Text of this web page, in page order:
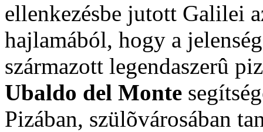
ellenkezésbe jutott Galilei
hajlamából, hogy a
származott legendaszerû
Ubaldo del Monte
Pizában, szülõvárosában